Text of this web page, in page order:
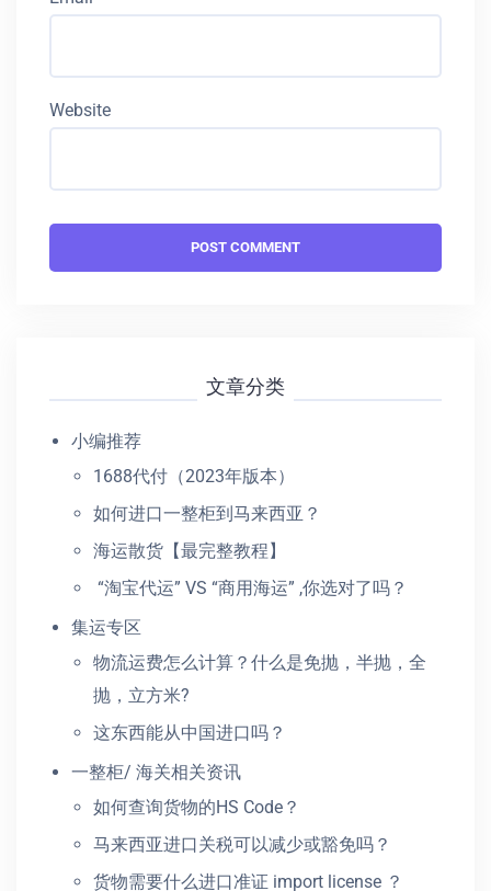
Website
文章分类
小编推荐
1688代付（2023年版本）
如何进口一整柜到马来西亚？
海运散货【最完整教程】
“淘宝代运” VS “商用海运” ,你选对了吗？
集运专区
物流运费怎么计算？什么是免抛，半抛，全
抛，立方米?
这东西能从中国进口吗？
一整柜/ 海关相关资讯
如何查询货物的HS Code？
马来西亚进口关税可以减少或豁免吗？
货物需要什么进口准证 import license ？